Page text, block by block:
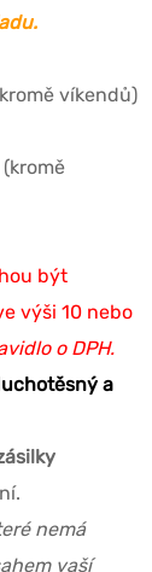
víkendů)
být
výši 10 nebo
o DPH.
a
nemá
vaší